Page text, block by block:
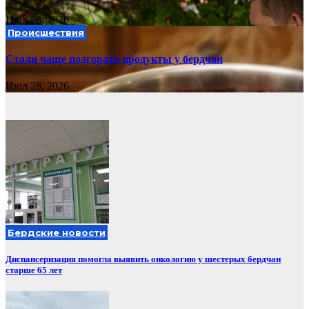
Июл 28, 2026
Происшествия
Стали чаще подгорать продукты у бердчан
Июл 28, 2026
Бердские новости
Диспансеризация помогла выявить онкологию у шестерых бердчан
старше 65 лет